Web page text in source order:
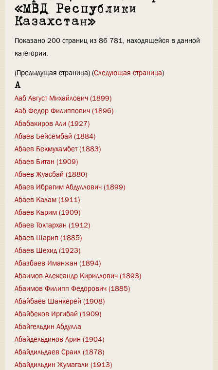
«МВД Республики
Казахстан»
Показано 200 страниц из 86 781, находящейся в данной
категории.
(Предыдущая страница) (Следующая страница)
А
Ааб Август Михайлович (1899)
Ааб Федор Филиппович (1896)
Абабакиров Али (1927)
Абаев Бейсембай (1884)
Абаев Бекмухамбет (1883)
Абаев Битан (1909)
Абаев Жуасбай (1880)
Абаев Ибрагим Абдуллович (1899)
Абаев Калам (1911)
Абаев Карим (1909)
Абаев Токтархан (1912)
Абаев Шарип (1885)
Абаев Шехид (1923)
Абазбаев Иманжан (1894)
Абаимов Александр Кириллович (1893)
Абаимов Филипп Федорович (1885)
Абайбаев Шанкерей (1908)
Абайбеков Иргибай (1909)
Абайгельдин Абдулла
Абайдельдинов Арин (1904)
Абайдильдаев Сраил (1878)
Абайдильдин Жумагали (1913)